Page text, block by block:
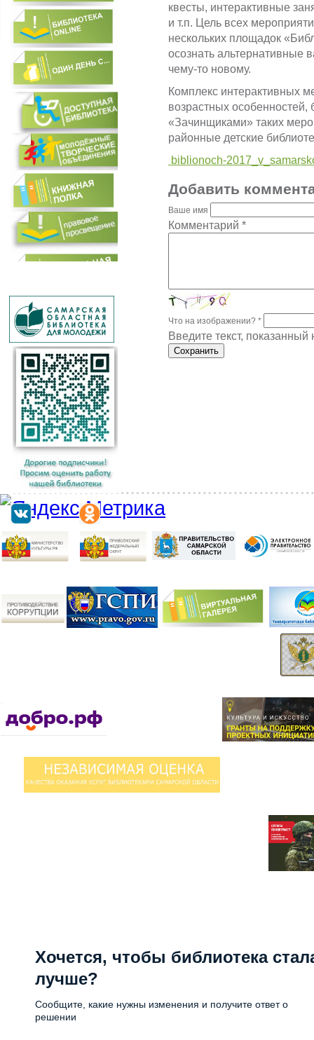
квесты, интерактивные
и т.п. Цель всех
нескольких площадок
осознать альтернативные
чему-то новому.
Комплекс интерактивных
возрастных
«Зачинщиками» таких
районные детские
biblionoch-
Добавить
Ваше имя
Комментарий *
Что на изображении? *
Введите текст,
Хочется, чтобы библиотека
лучше?
Сообщите, какие нужны изменения и получите ответ о
решении